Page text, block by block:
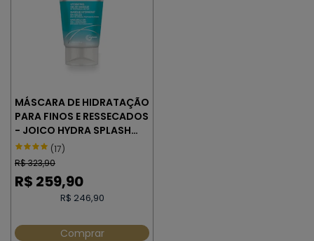
MÁSCARA DE HIDRATAÇÃO
PARA FINOS E RESSECADOS
- JOICO HYDRA SPLASH
150 ml (17)
R$323,90
R$ 259,90
R$ 246,90
Comprar